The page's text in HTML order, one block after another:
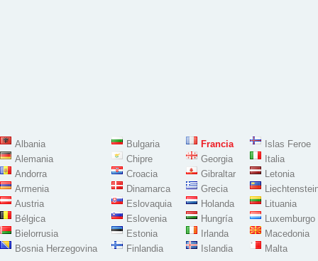
Albania
Alemania
Andorra
Armenia
Austria
Bélgica
Bielorrusia
Bosnia Herzegovina
Bulgaria
Chipre
Croacia
Dinamarca
Eslovaquia
Eslovenia
Estonia
Finlandia
Francia
Georgia
Gibraltar
Grecia
Holanda
Hungría
Irlanda
Islandia
Islas Feroe
Italia
Letonia
Lituania
Luxemburgo
Macedonia
Malta